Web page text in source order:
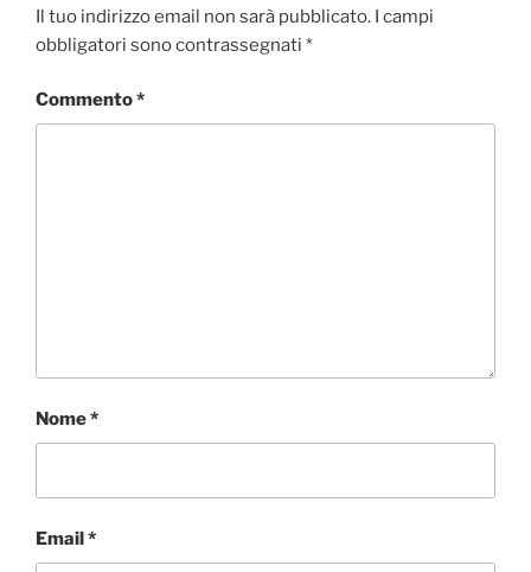
Il tuo indirizzo email non sarà pubblicato. I campi
obbligatori sono contrassegnati *
Commento*
Nome*
Email *